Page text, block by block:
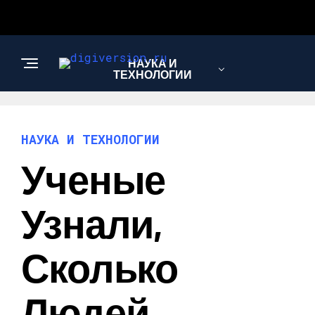
НАУКА И
ТЕХНОЛОГИИ
НАУКА И ТЕХНОЛОГИИ
Ученые
Узнали,
Сколько